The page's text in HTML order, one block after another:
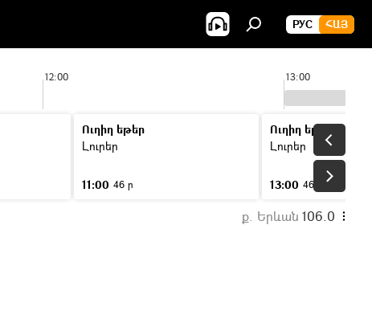
РУС ՀԱՅ
12:00 13:00
Ուղիղ եթեր
Լուրեր
11:00 46 ր
Ուղիղ եթեր
Լուրեր
13:00 46 ր
ք. Երևան 106.0